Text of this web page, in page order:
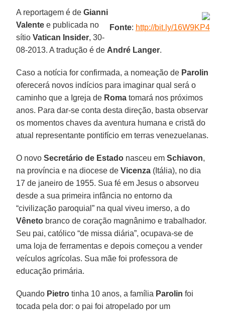
Fonte: http://bit.ly/16W9KP4
A reportagem é deGianni
Valente e publicada no
sítioVatican Insider, 30-
08-2013. A tradução é de André Langer.
Caso a notícia for confirmada, a nomeação de Parolin
oferecerá novos indícios para imaginar qual será o
caminho que a Igreja de Roma tomará nos próximos
anos. Para dar-se conta desta direção, basta observar
os momentos chaves da aventura humana e cristã do
atual representante pontifício em terras venezuelanas.
O novoSecretário de Estado nasceu emSchiavon,
na província e na diocese deVicenza (Itália), no dia
17 de janeiro de 1955. Sua fé em Jesus o absorveu
desde a sua primeira infância no entorno da
“civilização paroquial” na qual viveu imerso, a do
Vêneto branco de coração magnânimo e trabalhador.
Seu pai, católico “de missa diária”, ocupava-se de
uma loja de ferramentas e depois começou a vender
veículos agrícolas. Sua mãe foi professora de
educação primária.
Quando Pietro tinha 10 anos, a família Parolin foi
tocada pela dor: o pai foi atropelado por um